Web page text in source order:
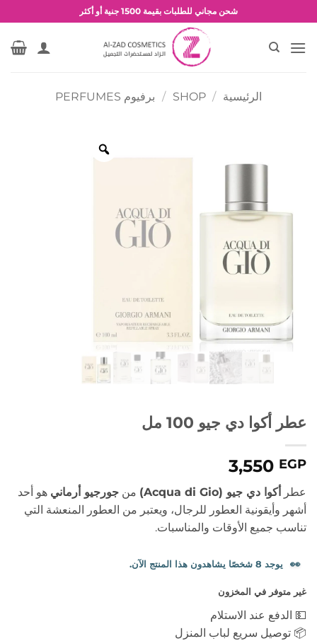
للمحتوى
شحن مجاني للطلبات بقيمة 1500 جنية أو أكثر
عروض وخصومات حصرية
الرئيسية /
SHOP
/ برفيوم PERFUMES
عطر أكوا دي جيو 100 مل
3,550 EGP
عطر أكوا دي جيو (Acqua di Gio) من جورجيو أرماني هو أحد
أشهر وأيقونية العطور للرجال، ويعتبر من العطور المنعشة التي
تناسب جميع الأوقات والمناسبات.
👀 يوجد 8 شخصًا يشاهدون هذا المنتج الآن.
غير متوفر في المخزون
💵 الدفع عند الاستلام
📦 توصيل سريع لباب المنزل